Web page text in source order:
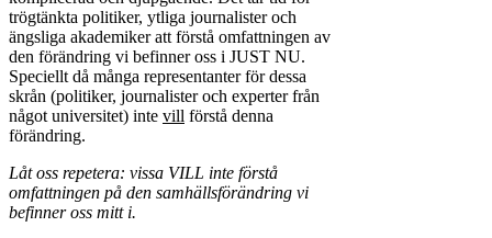
trögtänkta politiker, ytliga journalister och
ängsliga akademiker att förstå omfattningen av
den förändring vi befinner oss i JUST NU.
Speciellt då många representanter för dessa
skrån (politiker, journalister och experter från
något universitet) inte vill förstå denna
förändring.
Låt oss repetera: vissa VILL inte förstå
omfattningen på den samhälls­förändring vi
befinner oss mitt i.